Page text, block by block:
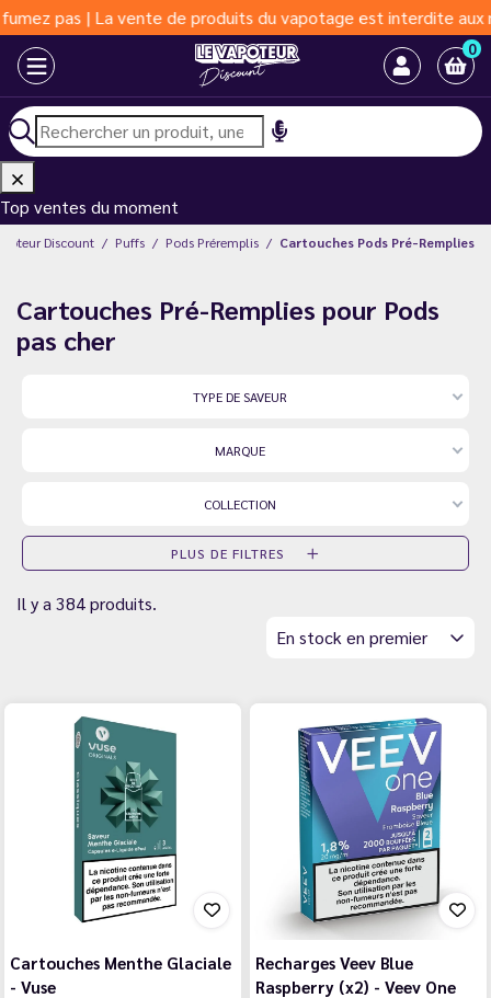
vente de produits du vapotage est interdite aux moins de
0
Top ventes du moment
Discount Puffs Pods Préremplis Cartouches Pods Pré-Remplies
Cartouches Pré-Remplies pour Pods
pas cher
TYPE DE SAVEUR
MARQUE
COLLECTION
PLUS DE FILTRES
Il y a 384 produits.
En stock en premier
Cartouches Menthe Glaciale
- Vuse
Recharges Veev Blue
Raspberry (x2) - Veev One